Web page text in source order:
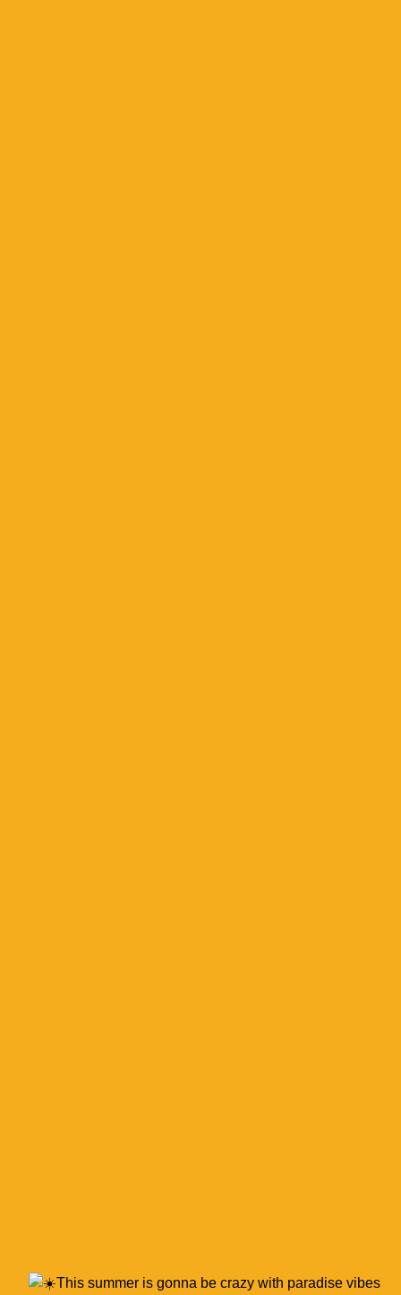
This summer is gonna be crazy with paradise vibes